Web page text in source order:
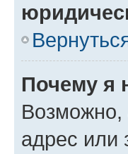
Почему я
Возможно,
адрес или